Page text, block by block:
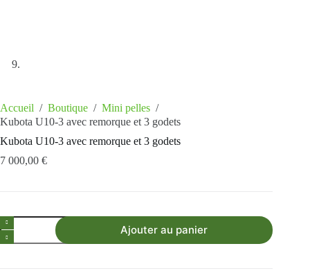
Accueil / Boutique / Mini pelles /
Kubota U10-3 avec remorque et 3 godets
Kubota U10-3 avec remorque et 3 godets
7 000,00 €
Ajouter au panier
Demander mon Devis